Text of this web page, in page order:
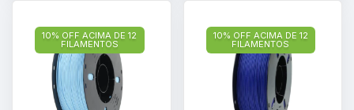
10% OFF ACIMA DE 12
FILAMENTOS
10% OFF ACIMA DE 12
FILAMENTOS